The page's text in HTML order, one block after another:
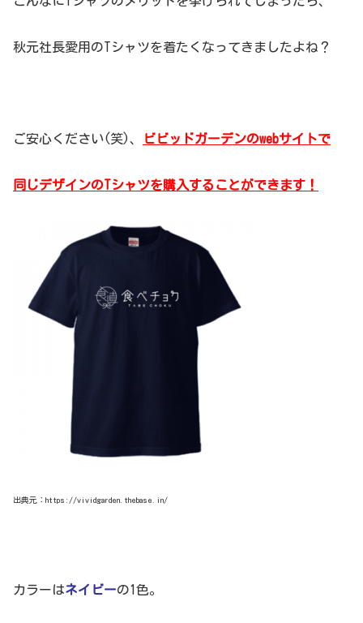
秋元社長愛用のTシャツを着たくなってきましたよね？
ご安心ください(笑)、 ビビッドガーデンのwebサイトで
同じデザインのTシャツを購入することができます！
出典元：https://vividgarden.thebase.in/
カラーはネイビーの1色。